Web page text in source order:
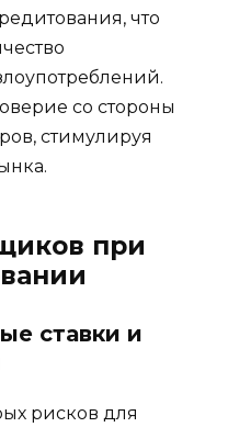
что
со стороны
стимулируя
при
ставки и
рисков для